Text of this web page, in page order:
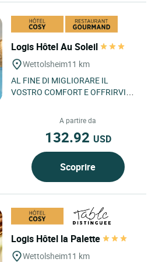
Logis Hôtel Au Soleil
Wettolsheim11 km
AL FINE DI MIGLIORARE IL
VOSTRO COMFORT E OFFRIRVI
PIACEVOLE, SONO ATTUALMENTE
IN CORSO DEI LAVORI...
A partire da
132.92 USD
Scoprire
Logis Hôtel la Palette
Wettolsheim11 km